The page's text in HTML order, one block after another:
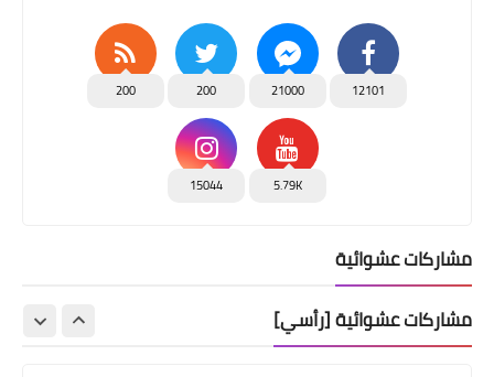
12101
21000
200
200
5.79K
15044
مشاركات عشوائية
مشاركات عشوائية [رأسي]